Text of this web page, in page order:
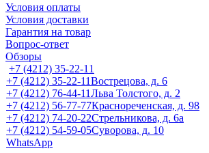
Условия оплаты
Условия доставки
Гарантия на товар
Вопрос-ответ
Обзоры
+7 (4212) 35-22-11
+7 (4212) 35-22-11Вострецова, д. 6
+7 (4212) 76-44-11Льва Толстого, д. 2
+7 (4212) 56-77-77Краснореченская, д. 98
+7 (4212) 74-20-22Стрельникова, д. 6а
+7 (4212) 54-59-05Суворова, д. 10
WhatsApp